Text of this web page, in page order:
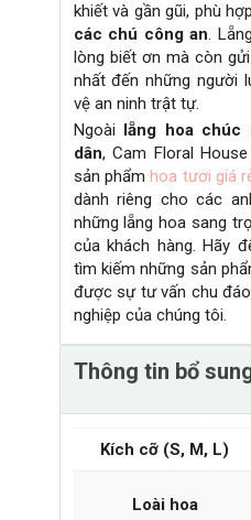
khiết và gần gũi, phù
các chú công an.
lòng biết ơn mà còn
nhất đến những người
vệ an ninh trật tự.
Ngoài lẵng hoa chúc
dân, Cam Floral
sản phẩmhoa tươi giá
dành riêng cho các
những lẵng hoa sang
của khách hàng. Hãy
tìm kiếm những sản
được sự tư vấn chu
nghiệp của chúng tôi.
Thông tin bổ
Kích cỡ (S, M, L)
Loài hoa